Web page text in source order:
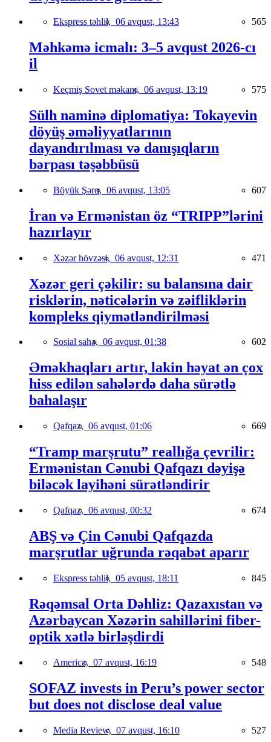
Ekspress təhlil, 06 avqust, 13:43 565
Məhkəmə icmalı: 3–5 avqust 2026-cı
il
Keçmiş Sovet məkanı, 06 avqust, 13:19 575
Sülh naminə diplomatiya: Tokayevin
döyüş əməliyyatlarının
dayandırılması və danışıqların
bərpası təşəbbüsü
Böyük Şərq, 06 avqust, 13:05 607
İran və Ermənistan öz “TRIPP”lərini
hazırlayır
Xəzər hövzəsi, 06 avqust, 12:31 471
Xəzər geri çəkilir: su balansına dair
risklərin, nəticələrin və zəifliklərin
kompleks qiymətləndirilməsi
Sosial sahə, 06 avqust, 01:38 602
Əməkhaqları artır, lakin həyat ən çox
hiss edilən sahələrdə daha sürətlə
bahalaşır
Qafqaz, 06 avqust, 01:06 669
“Tramp marşrutu” reallığa çevrilir:
Ermənistan Cənubi Qafqazı dəyişə
biləcək layihəni sürətləndirir
Qafqaz, 06 avqust, 00:32 674
ABŞ və Çin Cənubi Qafqazda
marşrutlar uğrunda rəqabət aparır
Ekspress təhlil, 05 avqust, 18:11 845
Rəqəmsal Orta Dəhliz: Qazaxıstan və
Azərbaycan Xəzərin sahillərini fiber-
optik xətlə birləşdirdi
America, 07 avqust, 16:19 548
SOFAZ invests in Peru’s power sector
but does not disclose deal value
Media Review, 07 avqust, 16:10 527